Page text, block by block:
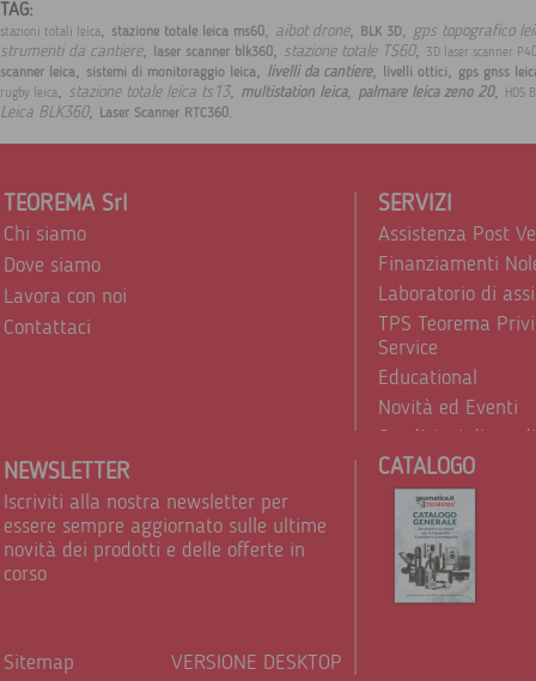
TAG:
stazioni totali leica, stazione totale leica ms60, aibot drone, BLK 3D, gps topografico
strumenti da cantiere, laser scanner blk360, stazione totale TS60, 3D laser scanner
scanner leica, sistemi di monitoraggio leica, livelli da cantiere, livelli ottici, gps gnss
rugby leica, stazione totale leica ts13, multistation leica, palmare leica zeno 20, HDS
Leica BLK360, Laser Scanner RTC360.
TEOREMA Srl
Chi siamo
Dove siamo
Lavora con noi
Contattaci
SERVIZI
Assistenza Post
Finanziamenti
Laboratorio di
TPS Teorema
Service
Educational
Novità ed Eventi
Condizioni di
Trattamento dei
NEWSLETTER
Iscriviti alla nostra newsletter per
essere sempre aggiornato sulle ultime
novità dei prodotti e delle offerte in
corso
Sitemap VERSIONE DESKTOP
CATALOGO